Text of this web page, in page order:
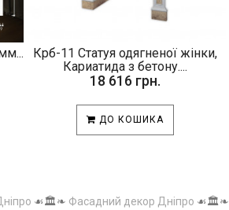
Крб-11 Статуя одягненої жінки,
Кариатида з бетону....
18 616 грн.
ДО КОШИКА
☙🏛️❧ Фасадний декор Дніпро ☙🏛️❧